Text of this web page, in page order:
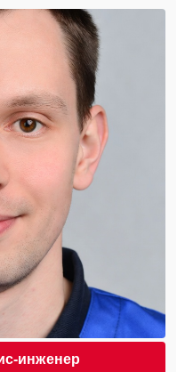
инженер